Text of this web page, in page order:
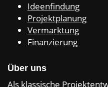
Ideenfindung
Projektplanung
Vermarktung
Finanzierung
Über uns
Als klassische